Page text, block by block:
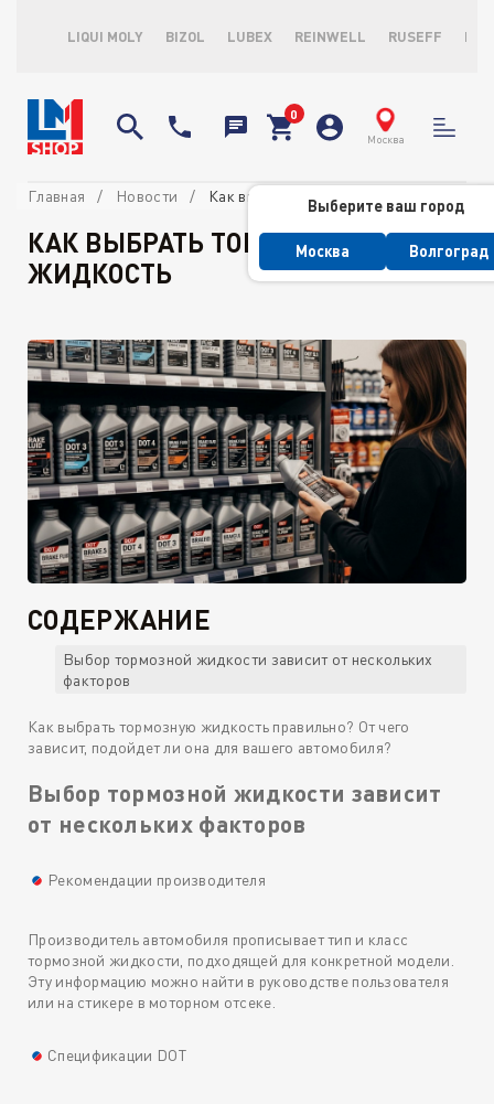
LIQUI MOLY BIZOL LUBEX REINWELL RUSEFF
Москва
Выберите ваш город
Москва Волгоград
Главная Новости Как выбрать тормозную жидкость
КАК ВЫБРАТЬ ТОРМОЗНУЮ
ЖИДКОСТЬ
СОДЕРЖАНИЕ
Выбор тормозной жидкости зависит от нескольких
факторов
Как выбрать тормозную жидкость правильно? От чего
зависит, подойдет ли она для вашего автомобиля?
Выбор тормозной жидкости зависит
от нескольких факторов
Рекомендации производителя
Производитель автомобиля прописывает тип и класс
тормозной жидкости, подходящей для конкретной модели.
Эту информацию можно найти в руководстве пользователя
или на стикере в моторном отсеке.
Спецификации DOT